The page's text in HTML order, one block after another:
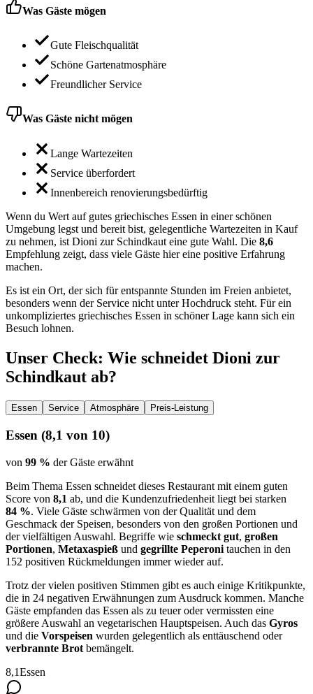
Was Gäste mögen
Gute Fleischqualität
Schöne Gartenatmosphäre
Freundlicher Service
Was Gäste nicht mögen
Lange Wartezeiten
Service überfordert
Innenbereich renovierungsbedürftig
Wenn du Wert auf gutes griechisches Essen in einer schönen
Umgebung legst und bereit bist, gelegentliche Wartezeiten in Kauf
zu nehmen, ist Dioni zur Schindkaut eine gute Wahl. Die 8,6
Empfehlung zeigt, dass viele Gäste hier eine positive Erfahrung
machen.
Es ist ein Ort, der sich für entspannte Stunden im Freien anbietet,
besonders wenn der Service nicht unter Hochdruck steht. Für ein
unkompliziertes griechisches Essen in schöner Lage kann sich ein
Besuch lohnen.
Unser Check: Wie schneidet Dioni zur
Schindkaut ab?
Essen Service Atmosphäre Preis-Leistung
Essen (8,1 von 10)
von 99 % der Gäste erwähnt
Beim Thema Essen schneidet dieses Restaurant mit einem guten
Score von 8,1 ab, und die Kundenzufriedenheit liegt bei starken
84 %. Viele Gäste schwärmen von der Qualität und dem
Geschmack der Speisen, besonders von den großen Portionen und
der vielfältigen Auswahl. Begriffe wie schmeckt gut, großen
Portionen, Metaxaspieß und gegrillte Peperoni tauchen in den
152 positiven Rückmeldungen immer wieder auf.
Trotz der vielen positiven Stimmen gibt es auch einige Kritikpunkte,
die in 24 negativen Erwähnungen zum Ausdruck kommen. Manche
Gäste empfanden das Essen als zu teuer oder vermissten eine
größere Auswahl an vegetarischen Hauptspeisen. Auch das Gyros
und die Vorspeisen wurden gelegentlich als enttäuschend oder
verbrannte Brot bemängelt.
8,1Essen